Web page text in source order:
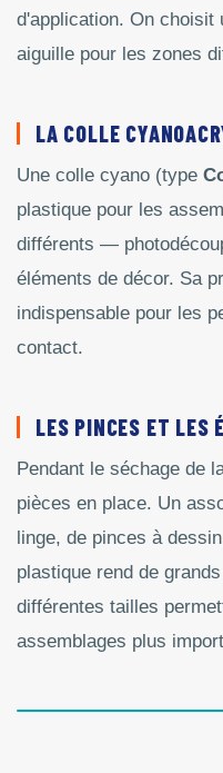
d'application. On choisit
aiguille pour les zones
LA COLLE
Une colle cyano (type
plastique pour les
différents —
éléments de décor. Sa
indispensable pour les
contact.
LES PINCES ET LES
Pendant le séchage de
pièces en place. Un
linge, de pinces à
plastique rend de
différentes tailles
assemblages plus